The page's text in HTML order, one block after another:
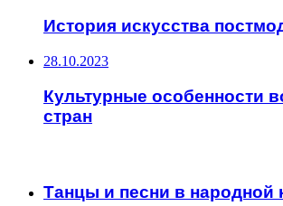
История искусства
28.10.2023
Культурные особенности
стран
Танцы и песни в народной